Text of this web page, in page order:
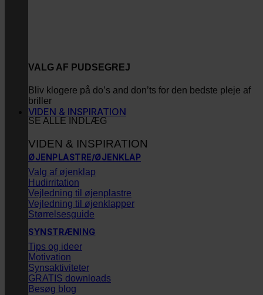
VALG AF PUDSEGREJ
Bliv klogere på do’s and don’ts for den bedste pleje af
briller
SE ALLE INDLÆG
VIDEN & INSPIRATION
VIDEN & INSPIRATION
ØJENPLASTRE/ØJENKLAP
Valg af øjenklap
Hudirritation
Vejledning til øjenplastre
Vejledning til øjenklapper
Størrelsesguide
SYNSTRÆNING
Tips og ideer
Motivation
Synsaktiviteter
GRATIS downloads
Besøg blog